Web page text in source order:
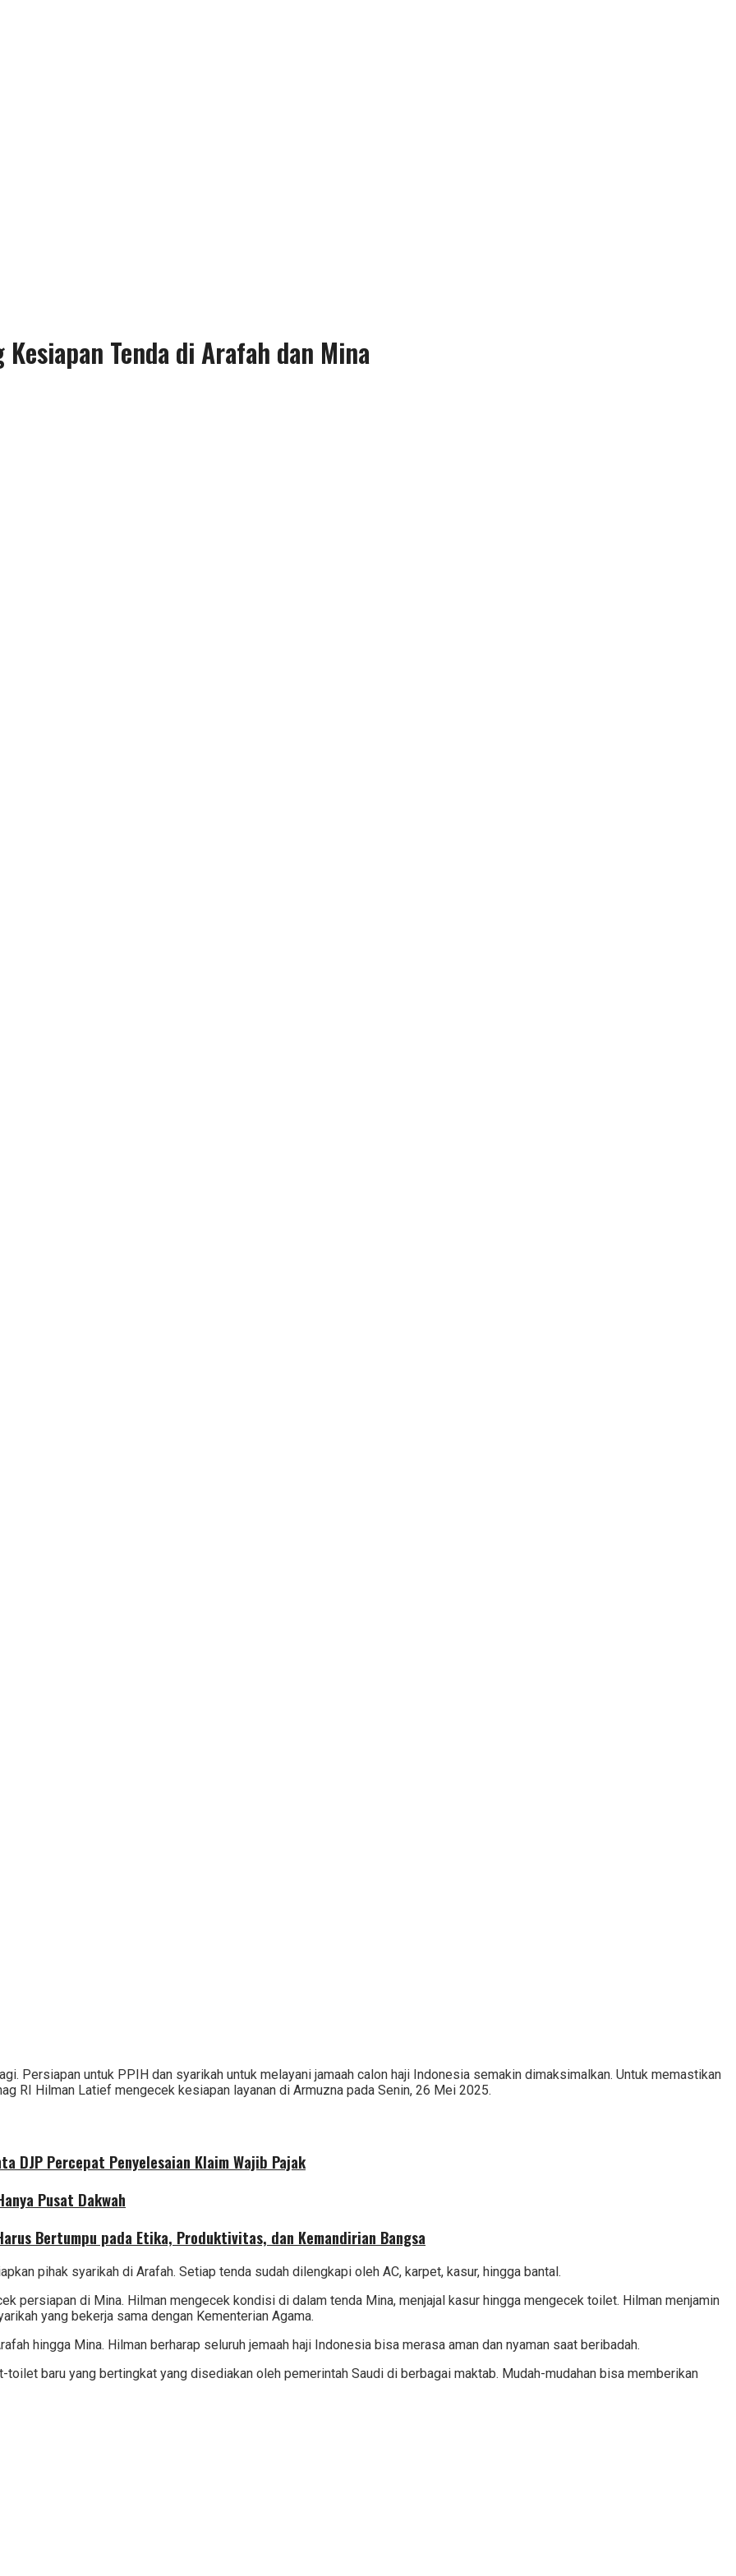
Tenda di Arafah dan Mina
Persiapan untuk PPIH dan syarikah untuk melayani jamaah calon haji Indonesia semakin dimaksimalkan. Untuk memastikan
RI Hilman Latief mengecek kesiapan layanan di Armuzna pada Senin, 26 Mei 2025.
DJP Percepat Penyelesaian Klaim Wajib Pajak
Pusat Dakwah
Bertumpu pada Etika, Produktivitas, dan Kemandirian Bangsa
pihak syarikah di Arafah. Setiap tenda sudah dilengkapi oleh AC, karpet, kasur, hingga bantal.
persiapan di Mina. Hilman mengecek kondisi di dalam tenda Mina, menjajal kasur hingga mengecek toilet. Hilman menjamin
yang bekerja sama dengan Kementerian Agama.
hingga Mina. Hilman berharap seluruh jemaah haji Indonesia bisa merasa aman dan nyaman saat beribadah.
baru yang bertingkat yang disediakan oleh pemerintah Saudi di berbagai maktab. Mudah-mudahan bisa memberikan